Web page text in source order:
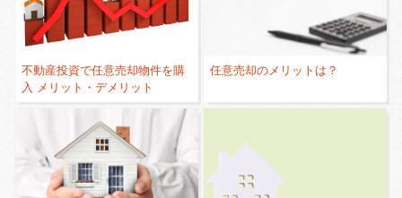
不動産投資で任意売却物件を購
入 メリット・デメリット
任意売却のメリットは？